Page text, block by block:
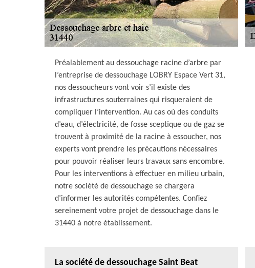
Préalablement au dessouchage racine d’arbre par
l’entreprise de dessouchage LOBRY Espace Vert 31,
nos dessoucheurs vont voir s’il existe des
infrastructures souterraines qui risqueraient de
compliquer l’intervention. Au cas où des conduits
d’eau, d’électricité, de fosse sceptique ou de gaz se
trouvent à proximité de la racine à essoucher, nos
experts vont prendre les précautions nécessaires
pour pouvoir réaliser leurs travaux sans encombre.
Pour les interventions à effectuer en milieu urbain,
notre société de dessouchage se chargera
d’informer les autorités compétentes. Confiez
sereinement votre projet de dessouchage dans le
31440 à notre établissement.
La société de dessouchage Saint Beat